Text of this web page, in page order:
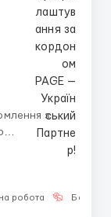
з
робота Без